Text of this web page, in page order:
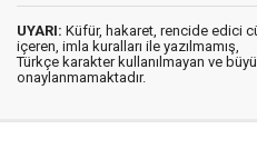
UYARI: Küfür, hakaret, rencide edici
içeren, imla kuralları ile yazılmamış,
Türkçe karakter kullanılmayan ve
onaylanmamaktadır.